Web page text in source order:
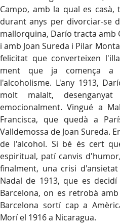
Campo, amb la qual es
durant anys per divorciar-se
mallorquina, Darío tracta amb
i amb Joan Sureda i Pilar
felicitat que converteixen
ment que ja comença a
l'alcoholisme. L'any 1913,
molt malalt,
emocionalment. Vingué a
Francisca, que quedà a
Valldemossa de Joan Sureda.
de l'alcohol. Si bé és cert
espiritual, patí canvis
finalment, una crisi
Nadal de 1913, que es
Barcelona, on es retrobà
Barcelona sortí cap a
Morí el 1916 a Nicaragua.